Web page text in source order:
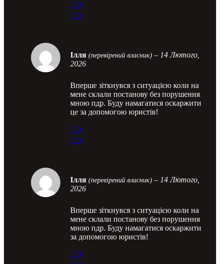
0
0
Ілля (перевірений власник) – 14 Лютого,
2026
Вперше зіткнувся з ситуацією коли на
мене склали постанову без порушення
мною пдр. Буду намагатися оскаржити
це за допомогою юристів!
0
0
Ілля (перевірений власник) – 14 Лютого,
2026
Вперше зіткнувся з ситуацією коли на
мене склали постанову без порушення
мною пдр. Буду намагатися оскаржити
за допомогою юристів!
0